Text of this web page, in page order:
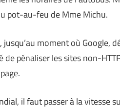
pot-au-feu de Mme Michu.
moment où Google,
pénaliser les sites non-
il faut passer à la vitesse